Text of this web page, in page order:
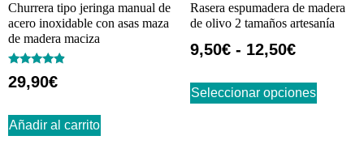
Churrera tipo jeringa manual de
acero inoxidable con asas maza
de madera maciza
Valorado
con
29,90€
Añadir al carrito
Rasera espumadera de madera
de olivo 2 tamaños artesanía
9,50€ - 12,50€
Seleccionar opciones